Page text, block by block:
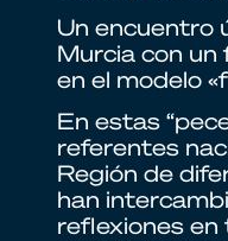
Un encuentro
Murcia con
en el modelo
En estas
referentes
Región de
han
reflexiones